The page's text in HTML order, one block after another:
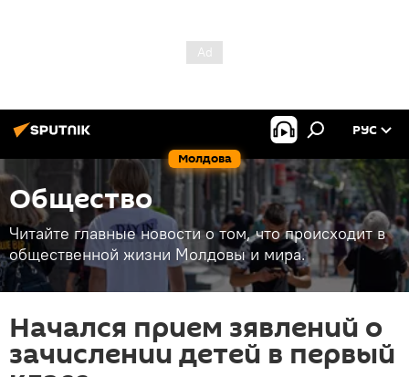
Молдова
РУС
Общество
Читайте главные новости о том, что происходит в
общественной жизни Молдовы и мира.
Начался прием зявлений о
зачислении детей в первый